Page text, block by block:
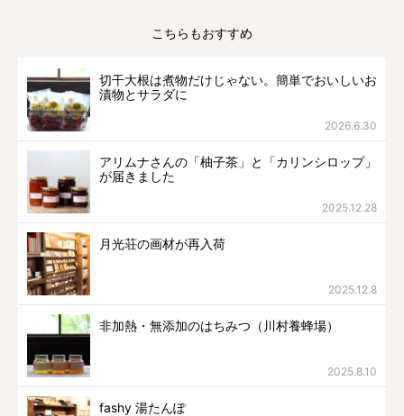
こちらもおすすめ
切干大根は煮物だけじゃない。簡単でおいしいお
漬物とサラダに
2026.6.30
アリムナさんの「柚子茶」と「カリンシロップ」
が届きました
2025.12.28
月光荘の画材が再入荷
2025.12.8
非加熱・無添加のはちみつ（川村養蜂場）
2025.8.10
fashy 湯たんぽ